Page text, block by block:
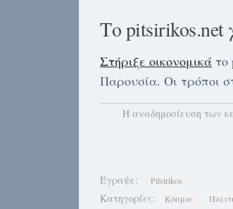
Το pitsirikos.net
Στήριξε οικονομικά το
Παρουσία. Οι τρόποι
H αναδημοσίευση των
Έγραψε: Pitsirikos
Κατηγορίες: Κόσμος